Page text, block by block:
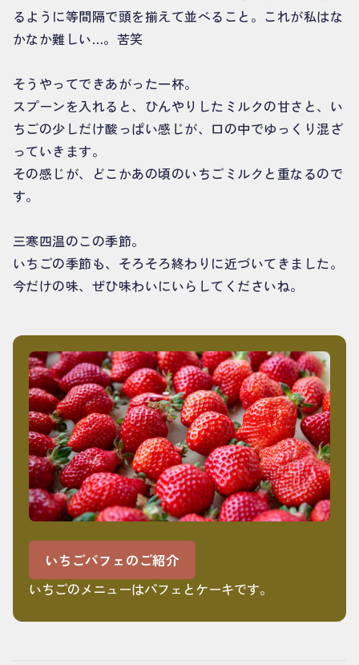
るように等間隔で頭を揃えて並べること。これが私はな
かなか難しい…。苦笑
そうやってできあがった一杯。
スプーンを入れると、ひんやりしたミルクの甘さと、い
ちごの少しだけ酸っぱい感じが、口の中でゆっくり混ざ
っていきます。
その感じが、どこかあの頃のいちごミルクと重なるので
す。
三寒四温のこの季節。
いちごの季節も、そろそろ終わりに近づいてきました。
今だけの味、ぜひ味わいにいらしてくださいね。
いちごパフェのご紹介
いちごのメニューはパフェとケーキです。